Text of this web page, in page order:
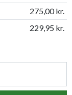
275,00 kr.
229,95 kr.